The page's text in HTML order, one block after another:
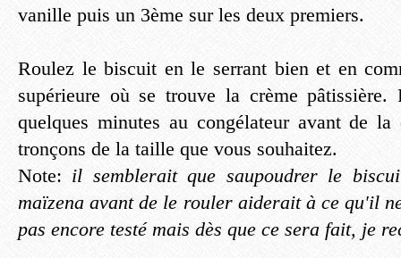
vanille puis un 3ème sur les deux premiers.
Roulez le biscuit en le serrant bien et en
supérieure où se trouve la crème pâtissière.
quelques minutes au congélateur avant de
tronçons de la taille que vous souhaitez.
Note: il semblerait que saupoudrer le
maïzena avant de le rouler aiderait à ce qu'il
pas encore testé mais dès que ce sera fait, je